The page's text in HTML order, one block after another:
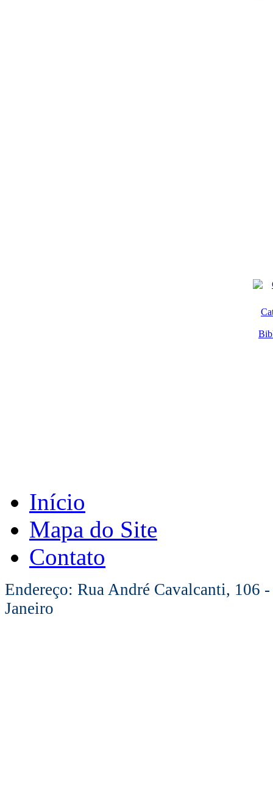
Início
Mapa do Site
Contato
Endereço: Rua André Cavalcanti, 106
Janeiro